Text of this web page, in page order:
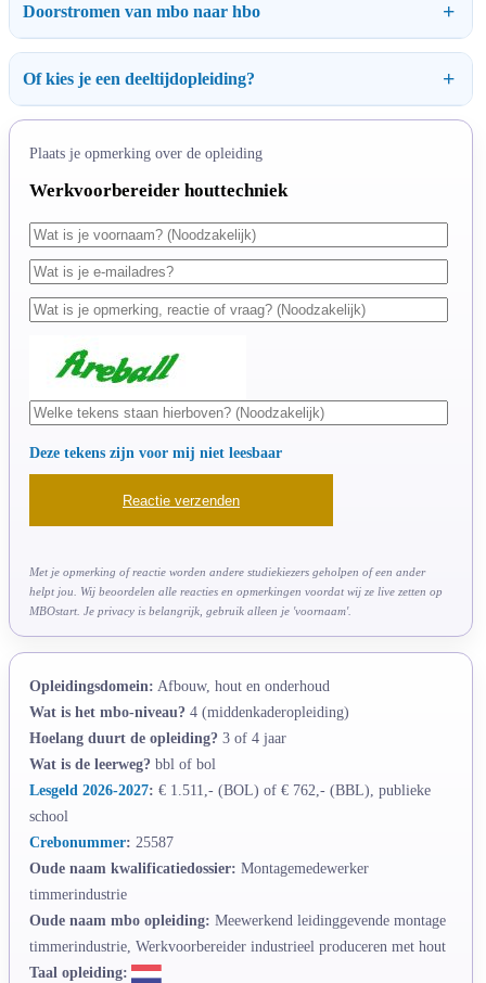
Doorstromen van mbo naar hbo
Of kies je een deeltijdopleiding?
Plaats je opmerking over de opleiding
Werkvoorbereider houttechniek
Deze tekens zijn voor mij niet leesbaar
Met je opmerking of reactie worden andere studiekiezers geholpen of een ander
helpt jou. Wij beoordelen alle reacties en opmerkingen voordat wij ze live zetten op
MBOstart. Je privacy is belangrijk, gebruik alleen je 'voornaam'.
Opleidingsdomein: Afbouw, hout en onderhoud
Wat is het mbo-niveau? 4 (middenkaderopleiding)
Hoelang duurt de opleiding? 3 of 4 jaar
Wat is de leerweg? bbl of bol
Lesgeld 2026-2027: € 1.511,- (BOL) of € 762,- (BBL), publieke
school
Crebonummer: 25587
Oude naam kwalificatiedossier: Montagemedewerker
timmerindustrie
Oude naam mbo opleiding: Meewerkend leidinggevende montage
timmerindustrie, Werkvoorbereider industrieel produceren met hout
Taal opleiding: